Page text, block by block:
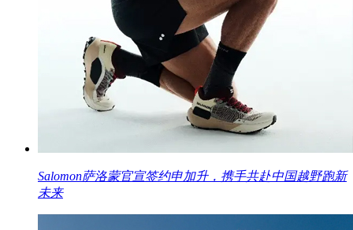
Salomon萨洛蒙官宣签约申加升，携手共赴中国越野跑新
未来